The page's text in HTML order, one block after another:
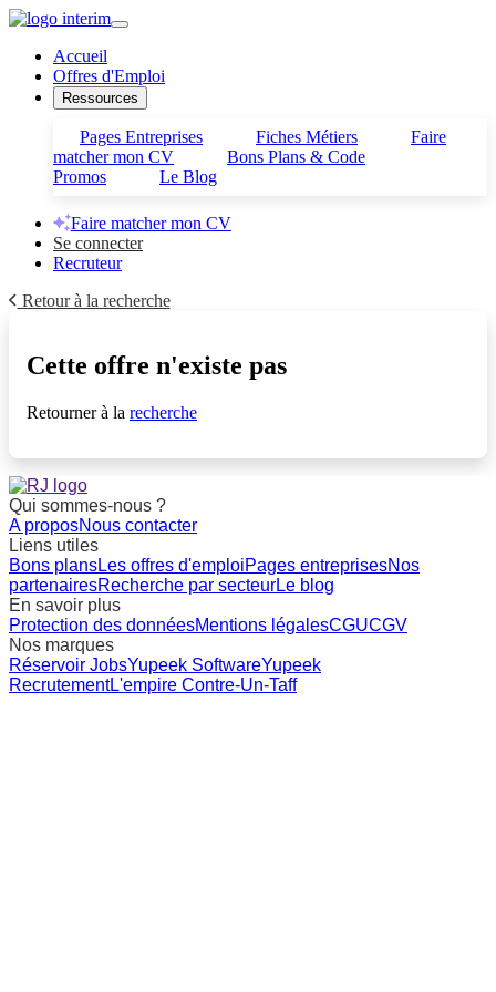
Accueil
Offres d'Emploi
Ressources
Pages Entreprises Fiches Métiers
Faire
matcher mon CV
Bons Plans & Code
Promos
Le Blog
Faire matcher mon CV
Se connecter
Recruteur
Retour à la recherche
Cette offre n'existe pas
Retourner à la recherche
Qui sommes-nous ?
A proposNous contacter
Liens utiles
Bons plansLes offres d'emploiPages entreprisesNos
partenairesRecherche par secteurLe blog
En savoir plus
Protection des donnéesMentions légalesCGUCGV
Nos marques
Réservoir JobsYupeek SoftwareYupeek
RecrutementL'empire Contre-Un-Taff